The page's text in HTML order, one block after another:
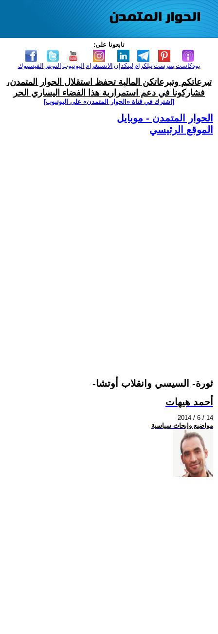
تابعونا على:
الفيسبوك التويتر اليوتيوب الانستغرام لينكدإن تيلكرامبنترست بودكاست
تبرعاتكم وتبرعاتكن المالية تحفظ استقلال الحوار المتمدن،
فشاركونا في دعم استمرارية هذا الفضاء اليساري الحر
[اشترك في قناة ‫«الحوار المتمدن» على اليوتيوب]
الحوار المتمدن - موبايل
الموقع الرئيسي
-ثورة- السيسي وانقلاب أوتشا
أحمد هيهات
2014 / 6 / 14
مواضيع وابحاث سياسية